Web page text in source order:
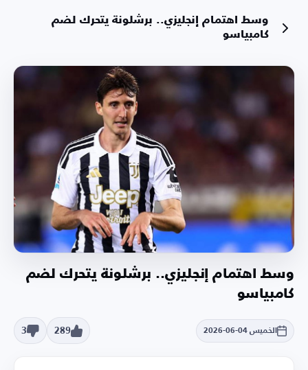
وسط اهتمام إنجليزي.. برشلونة يتحرك لضم
كامبياسو
وسط اهتمام إنجليزي.. برشلونة يتحرك لضم
كامبياسو
الخميس 04-06-2026 289
3